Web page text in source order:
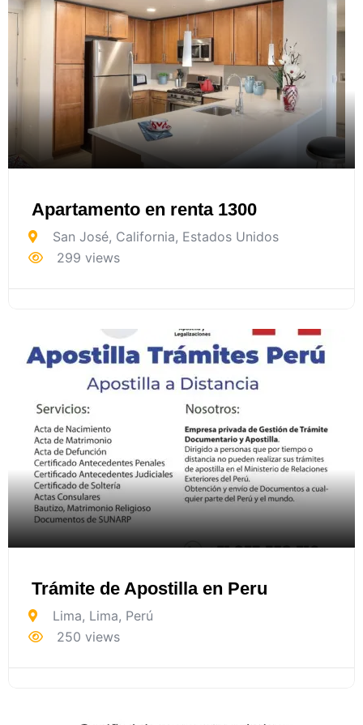
Apartamento en renta 1300
San José, California, Estados Unidos
299 views
Trámite de Apostilla en Peru
Lima, Lima, Perú
250 views